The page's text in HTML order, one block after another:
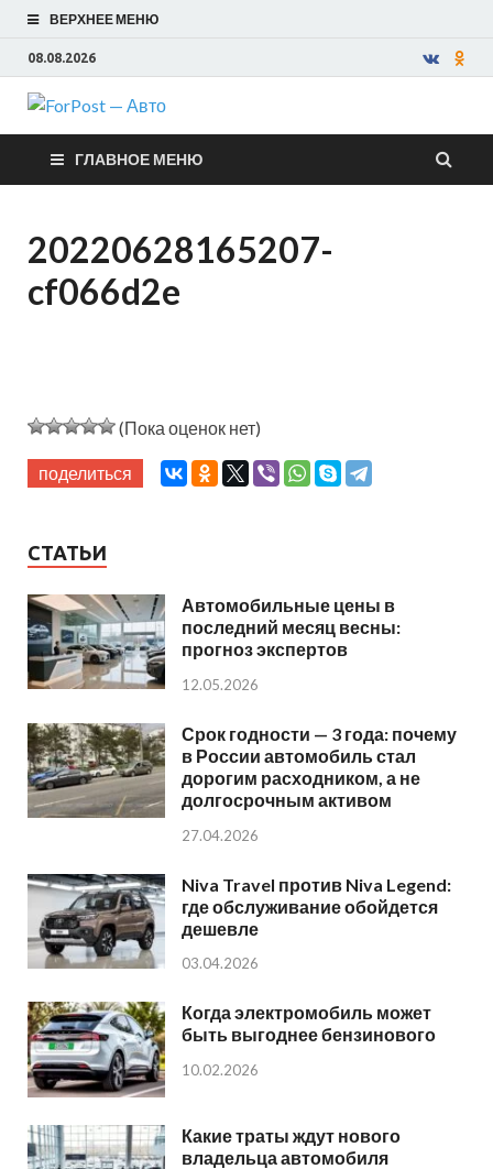
ВЕРХНЕЕ МЕНЮ
08.08.2026
ForPost —
Авто
ГЛАВНОЕ МЕНЮ
20220628165207-
cf066d2e
(Пока оценок нет)
поделиться
СТАТЬИ
Автомобильные цены в
последний месяц весны:
прогноз экспертов
12.05.2026
Срок годности — 3 года: почему
в России автомобиль стал
дорогим расходником, а не
долгосрочным активом
27.04.2026
Niva Travel против Niva Legend:
где обслуживание обойдется
дешевле
03.04.2026
Когда электромобиль может
быть выгоднее бензинового
10.02.2026
Какие траты ждут нового
владельца автомобиля